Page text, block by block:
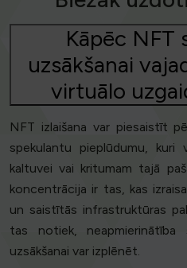
Kāpēc NFT
uzsākšanai
virtuālo
NFT izlaišana var piesaistīt
spekulantu pieplūdumu,
kaltuvei vai kritumam tajā
koncentrācija ir tas, kas
un saistītās infrastruktūras
tas notiek,
uzsākšanai var izplēnēt.